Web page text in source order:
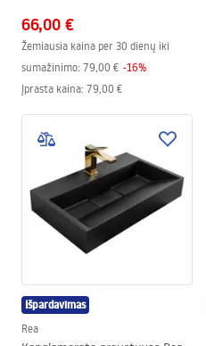
66,00 €
Žemiausia kaina per 30 dienų iki
sumažinimo: 79,00 € -16%
Įprasta kaina: 79,00 €
Išpardavimas
Rea